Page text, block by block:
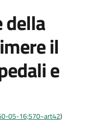
della
il
e
05-16;570~art42)